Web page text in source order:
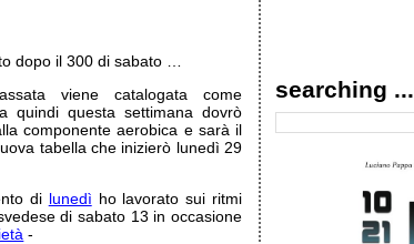
dopo il 300 di sabato …
viene catalogata come
quindi questa settimana dovrò
componente aerobica e sarà il
tabella che inizierò lunedì 29
di lunedì ho lavorato sui ritmi
di sabato 13 in occasione
-
searching ...